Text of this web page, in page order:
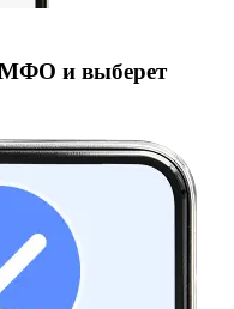
МФО и выберет